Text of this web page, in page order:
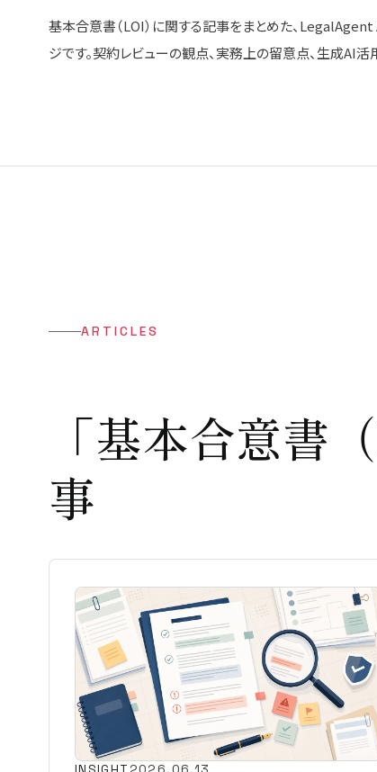
基本合意書（LOI）に関する記事をまとめた、
ジです。契約レビューの観点、実務上の留意点、生成AI活
ARTICLES
「基本合意書
事